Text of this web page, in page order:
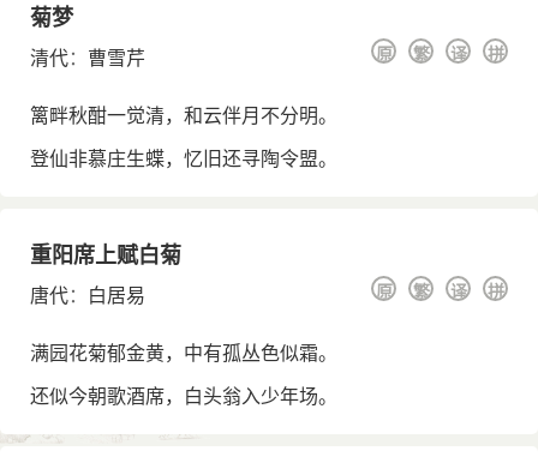
菊梦
清代： 曹雪芹 拼
译
繁
原
篱畔秋酣一觉清，和云伴月不分明。
登仙非慕庄生蝶，忆旧还寻陶令盟。
重阳席上赋白菊
唐代： 白居易 拼
译
繁
原
满园花菊郁金黄，中有孤丛色似霜。
还似今朝歌酒席，白头翁入少年场。